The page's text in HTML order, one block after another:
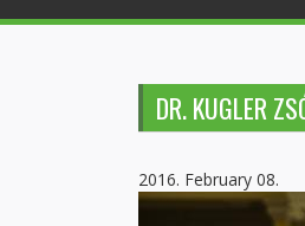
DR. KUGLER
2016. February 08.